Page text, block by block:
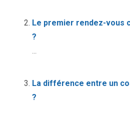
Le premier rendez-vous
?
La différence entre un
?